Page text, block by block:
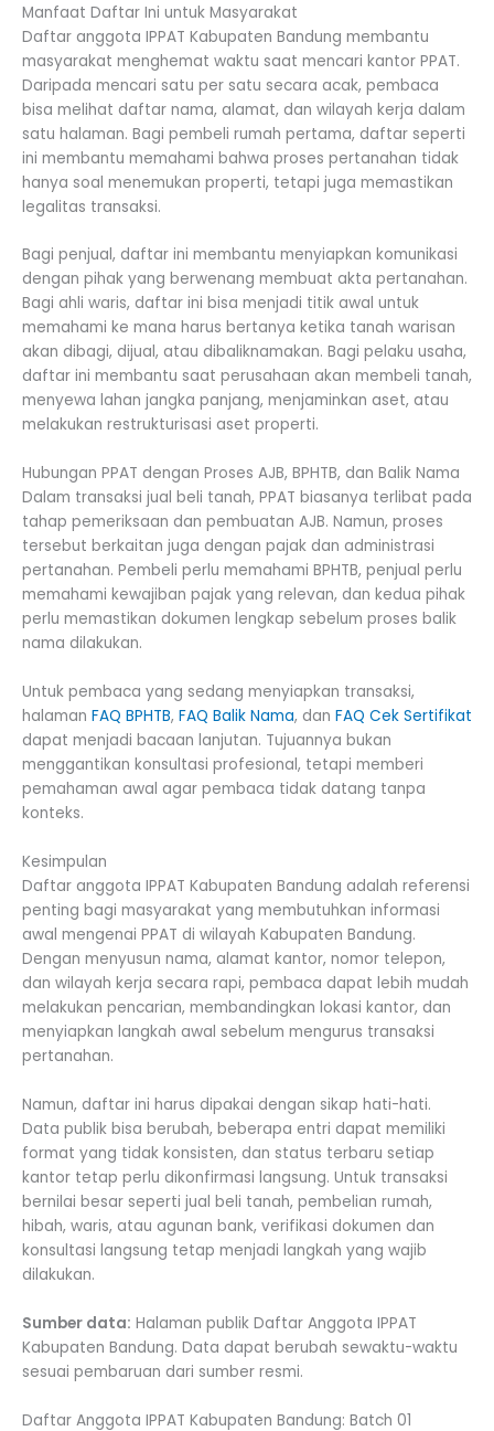
Manfaat Daftar Ini untuk Masyarakat
Daftar anggota IPPAT Kabupaten Bandung membantu
masyarakat menghemat waktu saat mencari kantor PPAT.
Daripada mencari satu per satu secara acak, pembaca
bisa melihat daftar nama, alamat, dan wilayah kerja dalam
satu halaman. Bagi pembeli rumah pertama, daftar seperti
ini membantu memahami bahwa proses pertanahan tidak
hanya soal menemukan properti, tetapi juga memastikan
legalitas transaksi.
Bagi penjual, daftar ini membantu menyiapkan komunikasi
dengan pihak yang berwenang membuat akta pertanahan.
Bagi ahli waris, daftar ini bisa menjadi titik awal untuk
memahami ke mana harus bertanya ketika tanah warisan
akan dibagi, dijual, atau dibaliknamakan. Bagi pelaku usaha,
daftar ini membantu saat perusahaan akan membeli tanah,
menyewa lahan jangka panjang, menjaminkan aset, atau
melakukan restrukturisasi aset properti.
Hubungan PPAT dengan Proses AJB, BPHTB, dan Balik Nama
Dalam transaksi jual beli tanah, PPAT biasanya terlibat pada
tahap pemeriksaan dan pembuatan AJB. Namun, proses
tersebut berkaitan juga dengan pajak dan administrasi
pertanahan. Pembeli perlu memahami BPHTB, penjual perlu
memahami kewajiban pajak yang relevan, dan kedua pihak
perlu memastikan dokumen lengkap sebelum proses balik
nama dilakukan.
Untuk pembaca yang sedang menyiapkan transaksi,
halaman FAQ BPHTB, FAQ Balik Nama, dan FAQ Cek Sertifikat
dapat menjadi bacaan lanjutan. Tujuannya bukan
menggantikan konsultasi profesional, tetapi memberi
pemahaman awal agar pembaca tidak datang tanpa
konteks.
Kesimpulan
Daftar anggota IPPAT Kabupaten Bandung adalah referensi
penting bagi masyarakat yang membutuhkan informasi
awal mengenai PPAT di wilayah Kabupaten Bandung.
Dengan menyusun nama, alamat kantor, nomor telepon,
dan wilayah kerja secara rapi, pembaca dapat lebih mudah
melakukan pencarian, membandingkan lokasi kantor, dan
menyiapkan langkah awal sebelum mengurus transaksi
pertanahan.
Namun, daftar ini harus dipakai dengan sikap hati-hati.
Data publik bisa berubah, beberapa entri dapat memiliki
format yang tidak konsisten, dan status terbaru setiap
kantor tetap perlu dikonfirmasi langsung. Untuk transaksi
bernilai besar seperti jual beli tanah, pembelian rumah,
hibah, waris, atau agunan bank, verifikasi dokumen dan
konsultasi langsung tetap menjadi langkah yang wajib
dilakukan.
Sumber data: Halaman publik Daftar Anggota IPPAT
Kabupaten Bandung. Data dapat berubah sewaktu-waktu
sesuai pembaruan dari sumber resmi.
Daftar Anggota IPPAT Kabupaten Bandung: Batch 01